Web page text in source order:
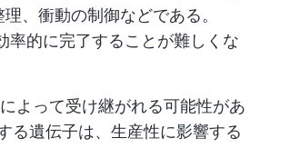
、衝動の制御などである。
率的に完了することが難しくな
よって受け継がれる可能性があ
る遺伝子は、生産性に影響する